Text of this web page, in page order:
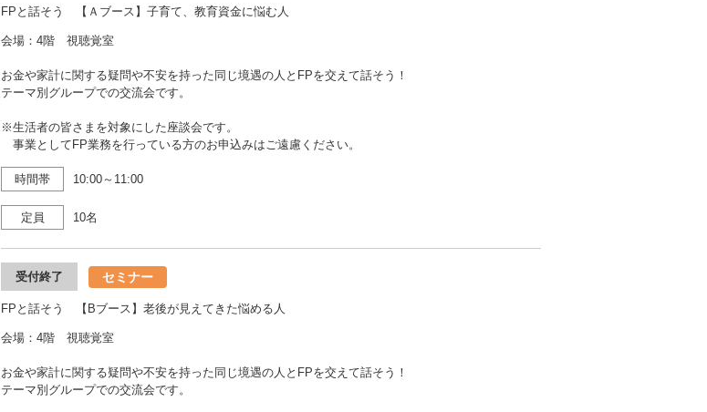
FPと話そう 【Ａブース】子育て、教育資金に悩む人
会場：4階 視聴覚室
お金や家計に関する疑問や不安を持った同じ境遇の人とFPを交えて話そう！
テーマ別グループでの交流会です。
※生活者の皆さまを対象にした座談会です。
事業としてFP業務を行っている方のお申込みはご遠慮ください。
時間帯 10:00～11:00
定員 10名
受付終了 セミナー
FPと話そう 【Bブース】老後が見えてきた悩める人
会場：4階 視聴覚室
お金や家計に関する疑問や不安を持った同じ境遇の人とFPを交えて話そう！
テーマ別グループでの交流会です。